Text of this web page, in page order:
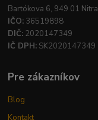
Bartókova 6, 949 01 Nitra
IČO: 36519898
DIČ: 2020147349
IČ DPH: SK2020147349
Pre zákazníkov
Blog
Kontakt